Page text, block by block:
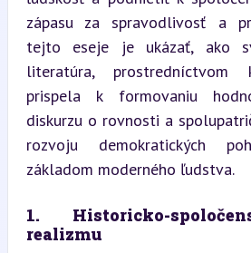
zápasu za spravodlivosť a
tejto eseje je ukázať, ako
literatúra, prostredníctvom
prispela k formovaniu
diskurzu o rovnosti a
rozvoju demokratických
základom moderného ľudstva.
1. Historicko-
realizmu